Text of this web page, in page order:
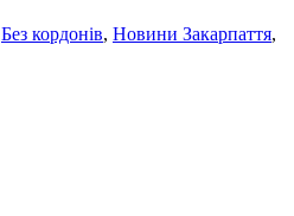
Без кордонів, Новини Закарпаття,